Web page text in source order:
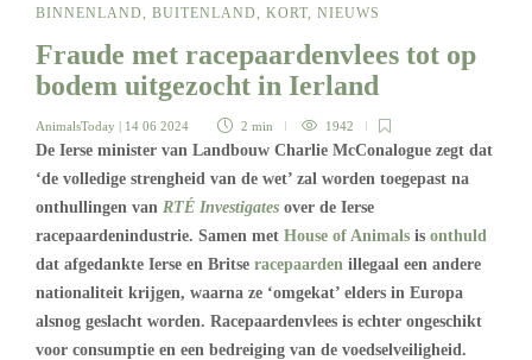
BINNENLAND, BUITENLAND, KORT, NIEUWS
Fraude met racepaardenvlees tot op
bodem uitgezocht in Ierland
AnimalsToday | 14 06 2024 2 min 1942
De Ierse minister van Landbouw Charlie McConalogue zegt dat
‘de volledige strengheid van de wet’ zal worden toegepast na
onthullingen van RTÉ Investigates over de Ierse
racepaardenindustrie. Samen met House of Animals is onthuld
dat afgedankte Ierse en Britse racepaarden illegaal een andere
nationaliteit krijgen, waarna ze ‘omgekat’ elders in Europa
alsnog geslacht worden. Racepaardenvlees is echter ongeschikt
voor consumptie en een bedreiging van de voedselveiligheid.